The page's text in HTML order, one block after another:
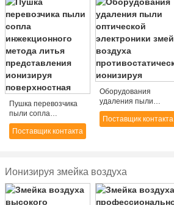
Пушка перевозчика
пыли сопла
инжекционного
метода литья
Поставщик контакта
Оборудования
удаления пыли
оптической
электроники змейка
Поставщик контакта
Ионизируя змейка воздуха